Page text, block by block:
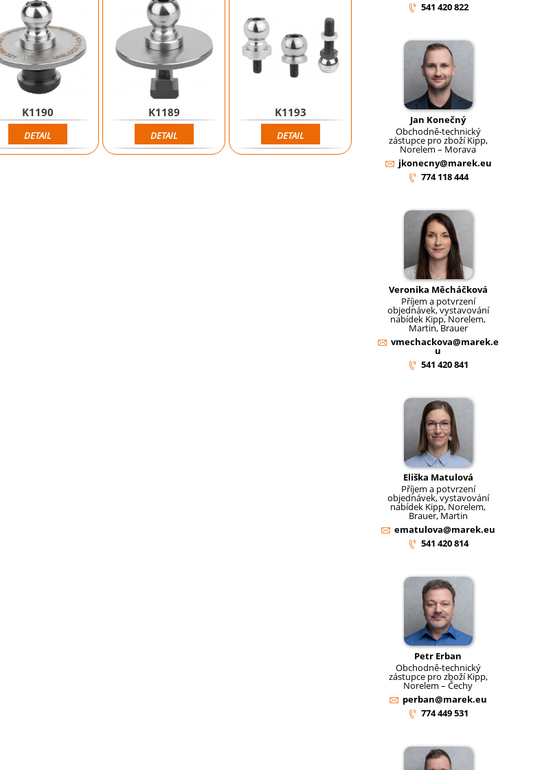
K1190
DETAIL
K1189
DETAIL
K1193
DETAIL
541 420 822
Jan Konečný
Obchodně-technický
zástupce pro zboží Kipp,
Norelem – Morava
jkonecny@marek.eu
774 118 444
Veronika Měcháčková
Příjem a potvrzení
objednávek, vystavování
nabídek Kipp, Norelem,
Martin, Brauer
vmechackova@marek.e
u
541 420 841
Eliška Matulová
Příjem a potvrzení
objednávek, vystavování
nabídek Kipp, Norelem,
Brauer, Martin
ematulova@marek.eu
541 420 814
Petr Erban
Obchodně-technický
zástupce pro zboží Kipp,
Norelem – Čechy
perban@marek.eu
774 449 531